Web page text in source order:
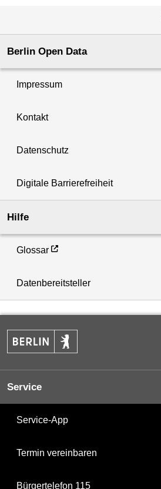
Berlin Open Data
Impressum
Kontakt
Datenschutz
Digitale Barrierefreiheit
Hilfe
Glossar
Datenbereitsteller
Service
Service-App
Termin vereinbaren
Bürgertelefon 115